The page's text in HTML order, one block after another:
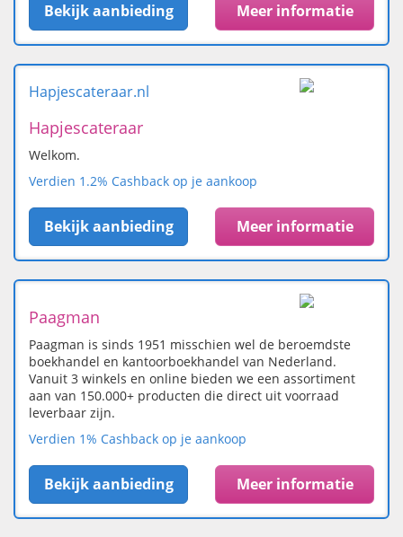
Bekijk aanbieding Meer informatie
Hapjescateraar.nl
Hapjescateraar
Welkom.
Verdien 1.2% Cashback op je aankoop
Bekijk aanbieding Meer informatie
Paagman
Paagman is sinds 1951 misschien wel de beroemdste
boekhandel en kantoorboekhandel van Nederland.
Vanuit 3 winkels en online bieden we een assortiment
aan van 150.000+ producten die direct uit voorraad
leverbaar zijn.
Verdien 1% Cashback op je aankoop
Bekijk aanbieding Meer informatie